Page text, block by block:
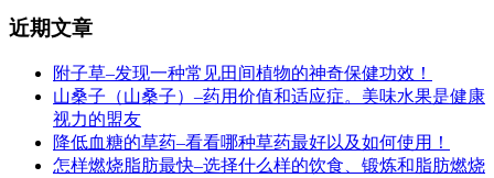
近期文章
附子草–发现一种常见田间植物的神奇保健功效！
山桑子（山桑子）–药用价值和适应症。美味水果是健康
视力的盟友
降低血糖的草药–看看哪种草药最好以及如何使用！
怎样燃烧脂肪最快–选择什么样的饮食、锻炼和脂肪燃烧